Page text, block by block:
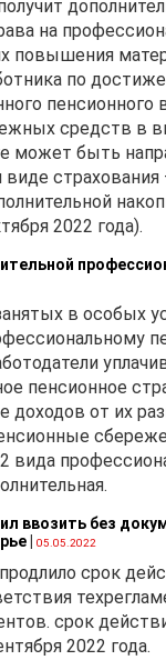
на
повышения
по
пенсионного
средств в
может быть
виде
2022 года).
в особых
пенсионное
доходов от их
вида
ввозить без
05.05.2022
срок
срок
2022 года.